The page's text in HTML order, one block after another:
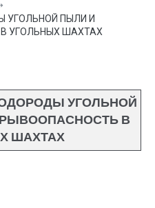
УГОЛЬНОЙ ПЫЛИ И
УГОЛЬНЫХ ШАХТАХ
УГОЛЬНОЙ
В
ШАХТАХ